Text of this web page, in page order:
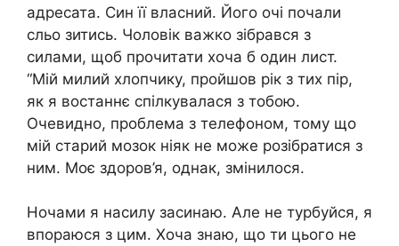
адресата. Син її власний. Його очі почали
сльо зитись. Чоловік важко зібрався з
силами, щоб прочитати хоча б один лист.
“Мій милий хлопчику, пройшов рік з тих пір,
як я востаннє спілкувалася з тобою.
Очевидно, проблема з телефоном, тому що
мій старий мозок ніяк не може розібратися з
ним. Моє здоров’я, однак, змінилося.
Ночами я насилу засинаю. Але не турбуйся, я
впораюся з цим. Хоча знаю, що ти цього не